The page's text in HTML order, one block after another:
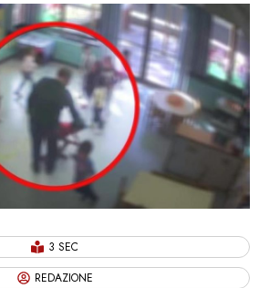
3 SEC
REDAZIONE